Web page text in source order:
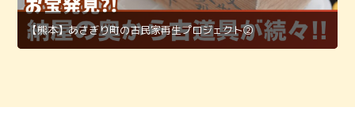
【熊本】あさぎり町の古民家再生プロジェクト②